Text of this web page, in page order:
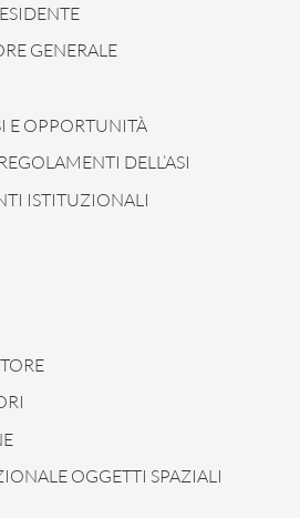
GENERALE
E OPPORTUNITÀ
DELL’ASI
ISTITUZIONALI
OGGETTI SPAZIALI